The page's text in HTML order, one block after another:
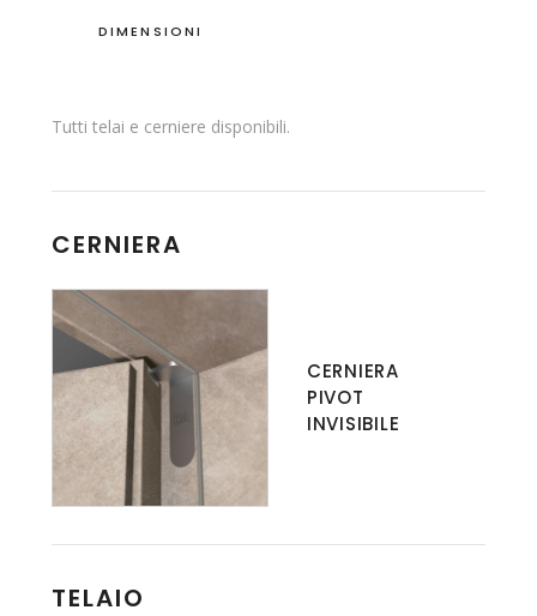
DIMENSIONI
Tutti telai e cerniere disponibili.
CERNIERA
CERNIERA
PIVOT
INVISIBILE
TELAIO